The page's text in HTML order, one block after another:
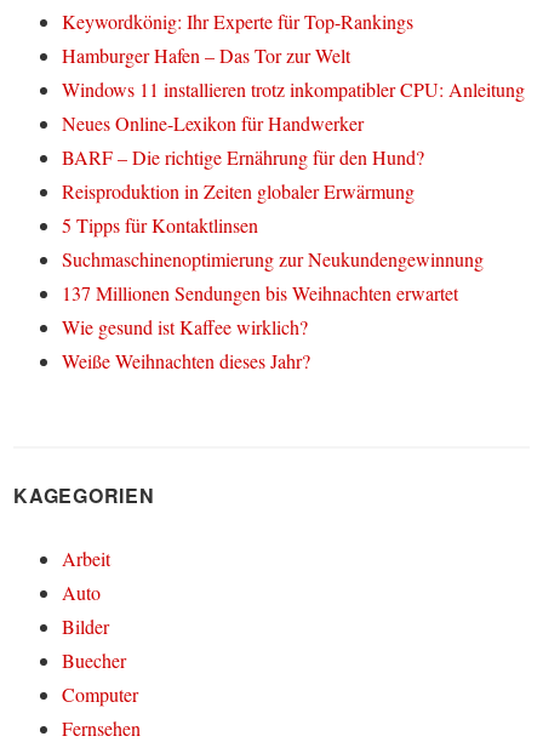
Keywordkönig: Ihr Experte für Top-Rankings
Hamburger Hafen – Das Tor zur Welt
Windows 11 installieren trotz inkompatibler CPU: Anleitung
Neues Online-Lexikon für Handwerker
BARF – Die richtige Ernährung für den Hund?
Reisproduktion in Zeiten globaler Erwärmung
5 Tipps für Kontaktlinsen
Suchmaschinenoptimierung zur Neukundengewinnung
137 Millionen Sendungen bis Weihnachten erwartet
Wie gesund ist Kaffee wirklich?
Weiße Weihnachten dieses Jahr?
KAGEGORIEN
Arbeit
Auto
Bilder
Buecher
Computer
Fernsehen